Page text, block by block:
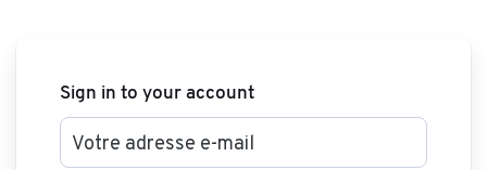
Sign in to your account